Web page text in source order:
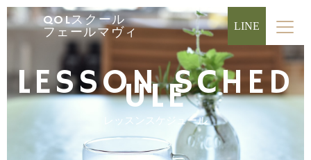
QOLスクール
フェールマヴィ
LINE
LESSON SCHED
ULE
レッスンスケジュール